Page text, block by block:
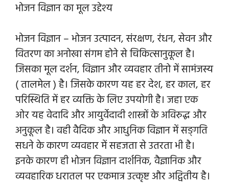
भोजन विज्ञान का मूल उद्देश्य
भोजन विज्ञान – भोजन उत्पादन, संरक्षण, रंधन, सेवन और
वितरण का अनोखा संगम होने से चिकित्सानुकूल है।
जिसका मूल दर्शन, विज्ञान और व्यवहार तीनो में सामंजस्य
( तालमेल ) है। जिसके कारण यह हर देश, हर काल, हर
परिस्थिति में हर व्यक्ति के लिए उपयोगी है। जहा एक
ओर यह वेदादि और आयुर्वेदादी शास्त्रों के अविरुद्ध और
अनुकूल है। वही वैदिक और आधुनिक विज्ञान में सङ्गति
सधने के कारण व्यवहार में सहजता से उतरता भी है।
इनके कारण ही भोजन विज्ञान दार्शनिक, वैज्ञानिक और
व्यवहारिक धरातल पर एकमात्र उत्कृष्ट और अद्वितीय है।